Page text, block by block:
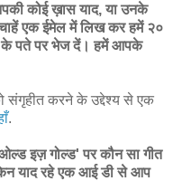
कोई ख़ास याद, या उनके
एक ईमेल में लिख कर हमें २०
पते पर भेज दें। हमें आपके
संगृहीत करने के उद्देश्य से एक
.
इज़ गोल्ड' पर कौन सा गीत
याद रहे एक आई डी से आप